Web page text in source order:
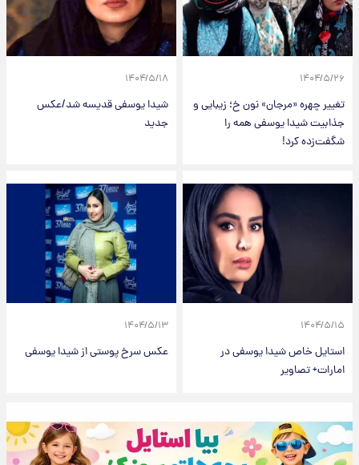
۱۴۰۴/۵/۲۶
تغییر چهره «مرجان» نون خ؛ زیبایی و
جذابیت شیدا یوسفی همه را
شگفت‌زده کرد!
۱۴۰۴/۵/۱۸
شیدا یوسفی قدیسه شد/عکس
جدید
۱۴۰۴/۵/۱۵
استایل خاص شیدا یوسفی در
امارات+ تصاویر
۱۴۰۴/۵/۱۳
عکس سرخ پوستی از شیدا یوسفی